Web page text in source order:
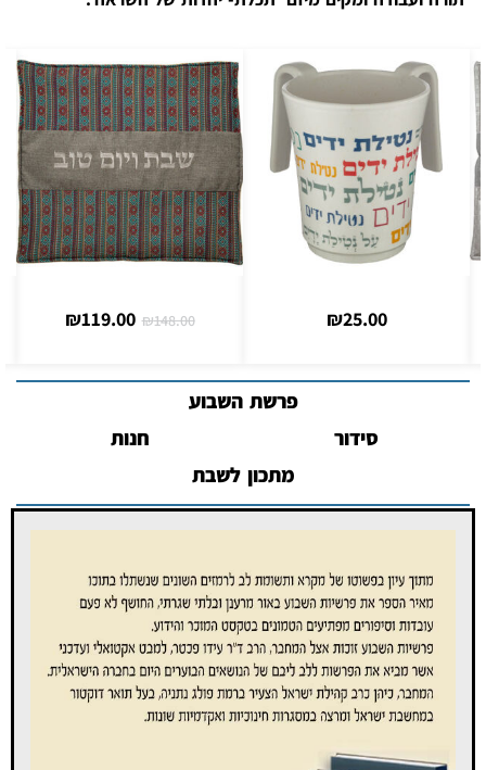
₪25.00
₪148.00
₪119.00
פרשת השבוע
סידור
חנות
מתכון לשבת